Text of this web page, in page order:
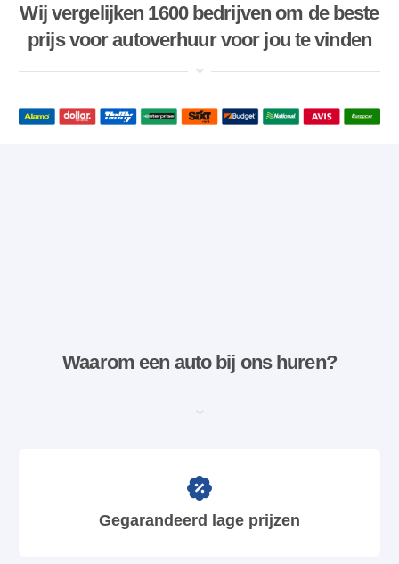
Wij vergelijken 1600 bedrijven om de beste
prijs voor autoverhuur voor jou te vinden
Waarom een ​​auto bij ons huren?
Gegarandeerd lage prijzen